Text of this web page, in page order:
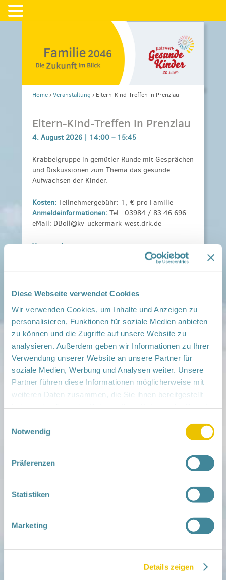
Diese Webseite verwendet Cookies
Wir verwenden Cookies, um Inhalte und Anzeigen zu
personalisieren, Funktionen für soziale Medien anbieten
zu können und die Zugriffe auf unsere Website zu
analysieren. Außerdem geben wir Informationen zu Ihrer
Verwendung unserer Website an unsere Partner für
soziale Medien, Werbung und Analysen weiter. Unsere
Partner führen diese Informationen möglicherweise mit
weiteren Daten zusammen, die Sie ihnen bereitgestellt
Notwendig
Präferenzen
Statistiken
Marketing
Details zeigen
Home›Veranstaltung › Eltern-Kind-Treffen in Prenzlau
Eltern-Kind-Treffen in Prenzlau
4. August 2026 | 14:00 – 15:45
Krabbelgruppe in gemütler Runde mit Gesprächen
und Diskussionen zum Thema das gesunde
Aufwachsen der Kinder.
Kosten: Teilnehmergebühr: 1,-€ pro Familie
Anmeldeinformationen: Tel.: 03984 / 83 46 696
eMail: DBoll@kv-uckermark-west.drk.de
Veranstaltungsort:
NGK West UM Prenzlau, Georg-Dreke-Ring 58 A,
teilen
Weitere Infos:
› Zum Regionalnetzwerk ...
iCal Google Calendar
Mitmachen
in der Schwangerschaft
Netzwerk-Kompass
Aktuelles
Über das Netzwerk